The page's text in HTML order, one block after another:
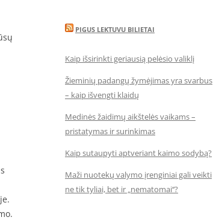
PIGUS LEKTUVU BILIETAI
Kaip išsirinkti geriausią pelėsio valiklį
Žieminių padangų žymėjimas yra svarbus
– kaip išvengti klaidų
Medinės žaidimų aikštelės vaikams –
pristatymas ir surinkimas
Kaip sutaupyti aptveriant kaimo sodybą?
Maži nuotekų valymo įrenginiai gali veikti
ne tik tyliai, bet ir „nematomai‘‘?